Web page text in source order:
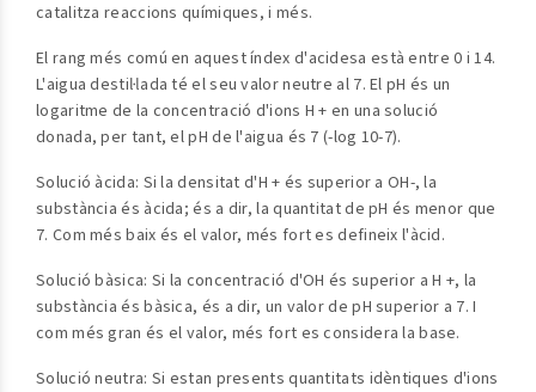
catalitza reaccions químiques, i més.
El rang més comú en aquest índex d'acidesa està entre 0 i 14.
L'aigua destil·lada té el seu valor neutre al 7. El pH és un
logaritme de la concentració d'ions H + en una solució
donada, per tant, el pH de l'aigua és 7 (-log 10-7).
Solució àcida: Si la densitat d'H + és superior a OH-, la
substància és àcida; és a dir, la quantitat de pH és menor que
7. Com més baix és el valor, més fort es defineix l'àcid.
Solució bàsica: Si la concentració d'OH és superior a H +, la
substància és bàsica, és a dir, un valor de pH superior a 7. I
com més gran és el valor, més fort es considera la base.
Solució neutra: Si estan presents quantitats idèntiques d'ions